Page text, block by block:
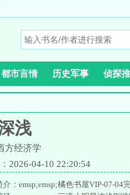
都市言情 历史军事 侦探
浅
方经济学
2026-04-10 22:20:54
：emsp;emsp;橘色书屋VIP-07-04